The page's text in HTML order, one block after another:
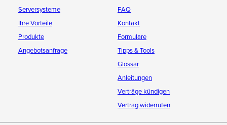
Serversysteme
Ihre Vorteile
Produkte
Angebotsanfrage
FAQ
Kontakt
Formulare
Tipps & Tools
Glossar
Anleitungen
Verträge kündigen
Vertrag widerrufen